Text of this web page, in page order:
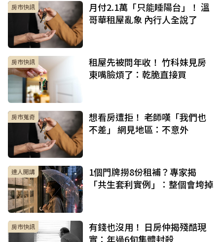
房市快訊
月付2.1萬「只能睡陽台」！ 溫
哥華租屋亂象 內行人全說了
房市快訊
租屋先被問年收！ 竹科妹見房
東嘴臉煩了：乾脆直接買
房市蒐奇
想看房遭拒！ 老師嘆「我們也
不差」 網見地區：不意外
達人開講
1個門牌撈8份租補？專家揭
「共生套利實例」：整個會垮掉
房市快訊
有錢也沒用！ 日房仲揭殘酷現
實：年過6旬集體封殺